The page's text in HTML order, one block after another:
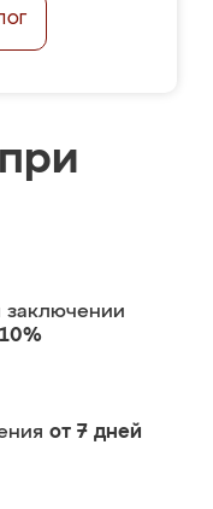
заключении
от 7 дней